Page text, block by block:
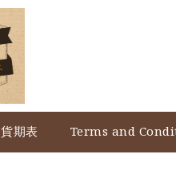
貨期表 Terms and